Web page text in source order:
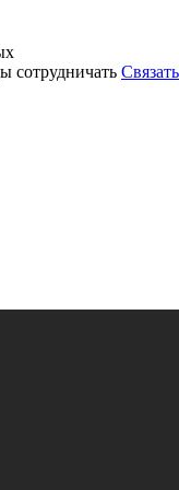
сотрудничать